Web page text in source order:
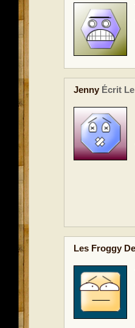
Jenny Écrit
Les Froggy